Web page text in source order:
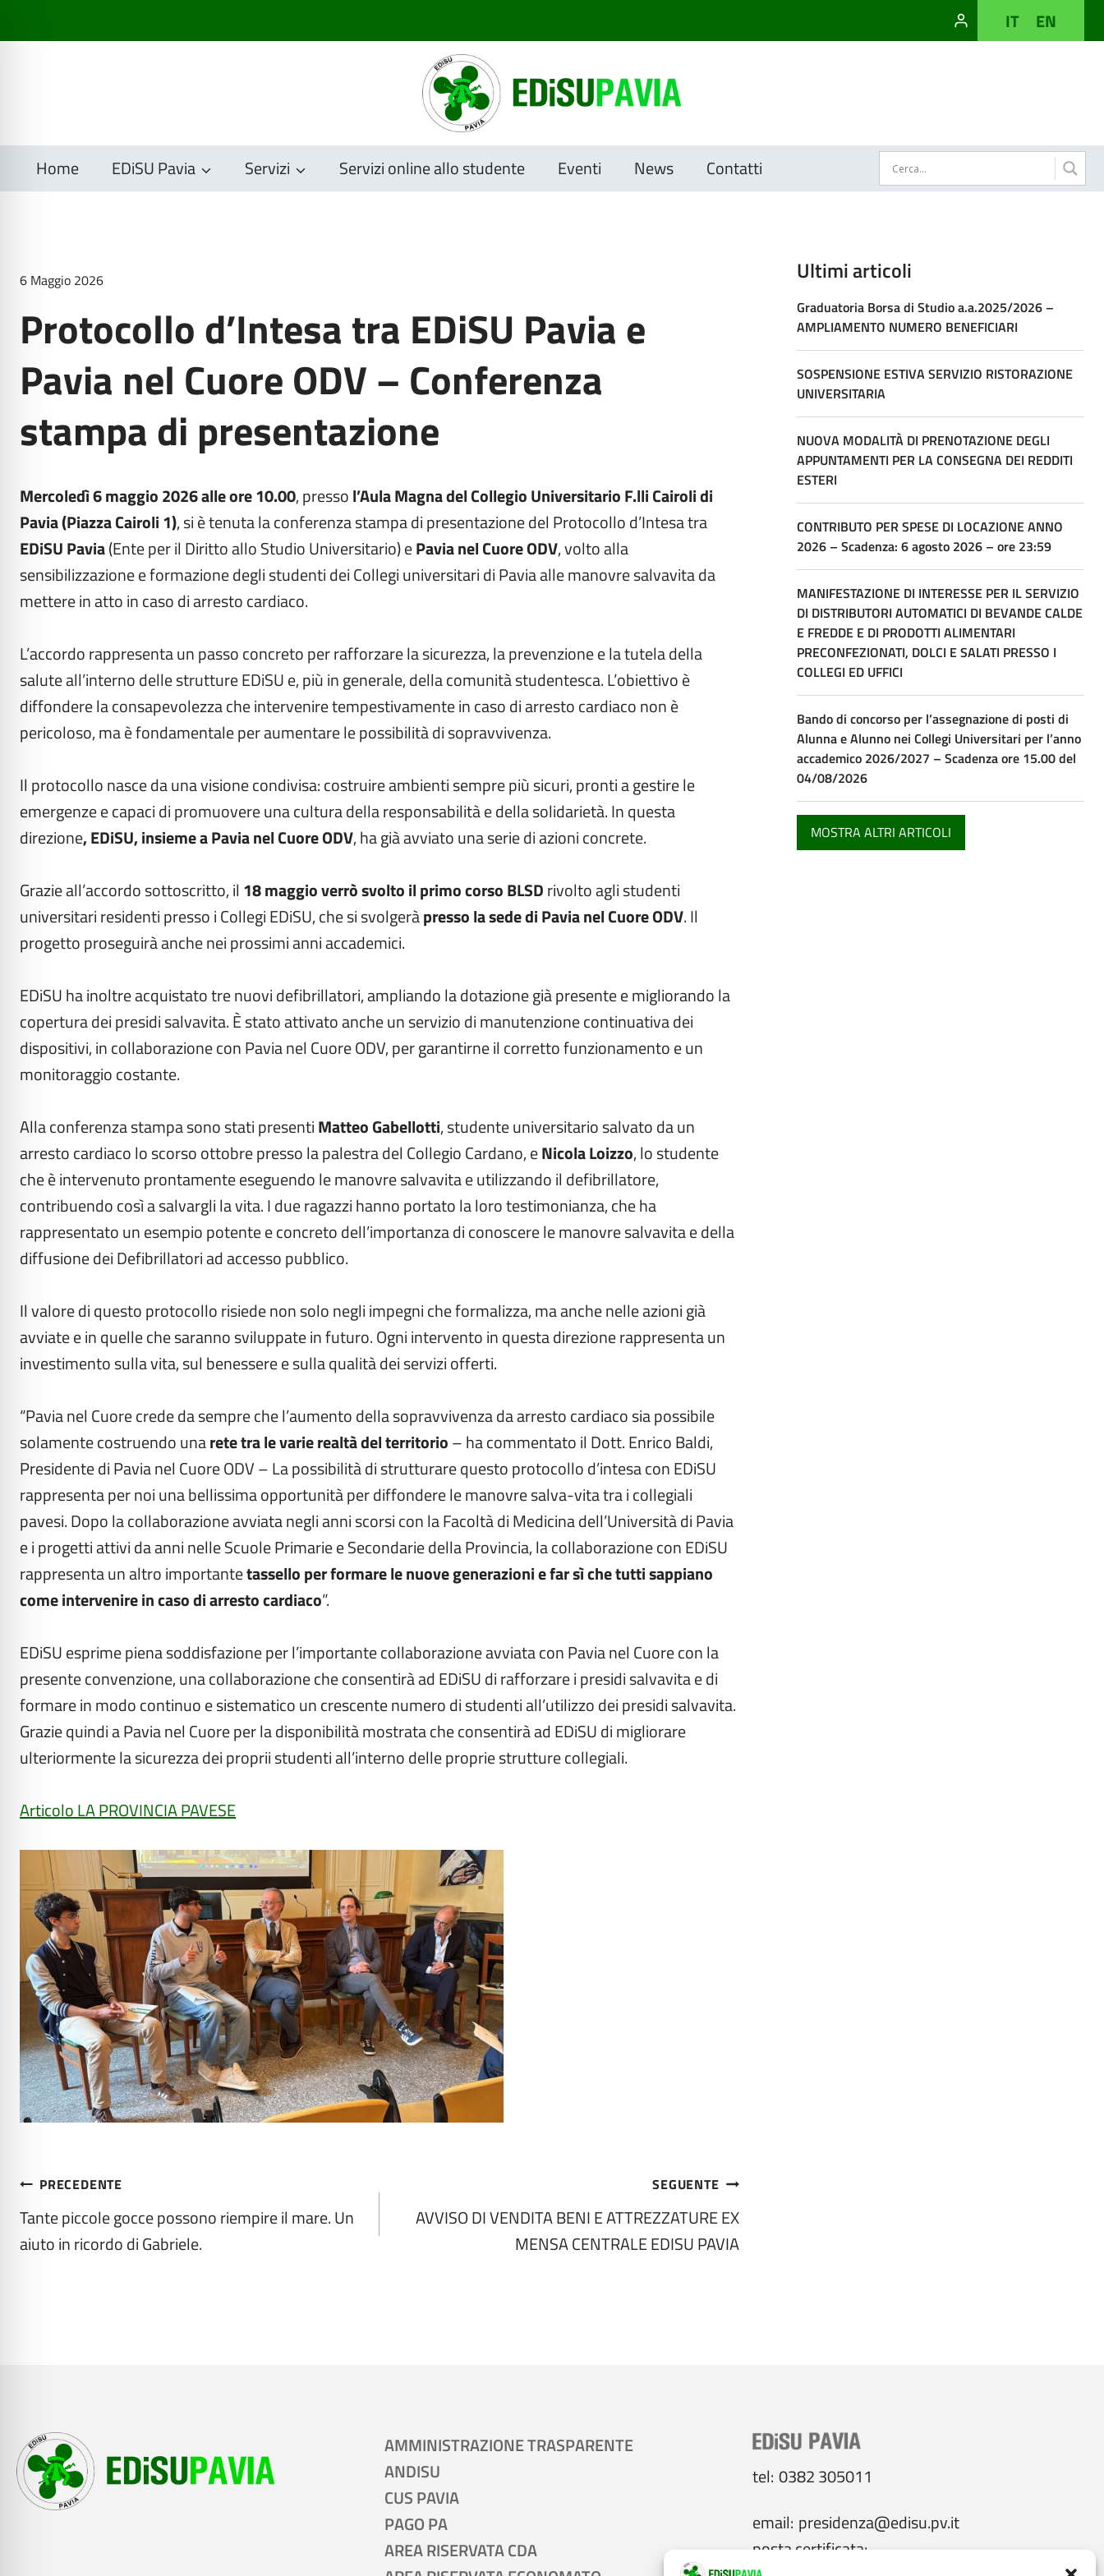
al
IT EN
Home EDiSU Pavia Servizi Servizi online allo studente Eventi News Contatti
6 Maggio 2026
Protocollo d’Intesa tra EDiSU Pavia e
Pavia nel Cuore ODV – Conferenza
stampa di presentazione
Mercoledì 6 maggio 2026 alle ore 10.00, pressol’Aula Magna del Collegio Universitario F.lli Cairoli di
Pavia (Piazza Cairoli 1), si è tenuta la conferenza stampa di presentazione del Protocollo d’Intesa tra
EDiSU Pavia(Ente per il Diritto allo Studio Universitario) ePavia nel Cuore ODV, volto alla
sensibilizzazione e formazione degli studenti dei Collegi universitari di Pavia alle manovre salvavita da
mettere in atto in caso di arresto cardiaco.
L’accordo rappresenta un passo concreto per rafforzare la sicurezza, la prevenzione e la tutela della
salute all’interno delle strutture EDiSU e, più in generale, della comunità studentesca. L’obiettivo è
diffondere la consapevolezza che intervenire tempestivamente in caso di arresto cardiaco non è
pericoloso, ma è fondamentale per aumentare le possibilità di sopravvivenza.
Il protocollo nasce da una visione condivisa: costruire ambienti sempre più sicuri, pronti a gestire le
emergenze e capaci di promuovere una cultura della responsabilità e della solidarietà. In questa
direzione, EDiSU, insieme a Pavia nel Cuore ODV, ha già avviato una serie di azioni concrete.
Grazie all’accordo sottoscritto, il 18 maggio verrò svolto il primo corso BLSDrivolto agli studenti
universitari residenti presso i Collegi EDiSU, che si svolgeràpresso la sede di Pavia nel Cuore ODV. Il
progetto proseguirà anche nei prossimi anni accademici.
EDiSU ha inoltre acquistato tre nuovi defibrillatori, ampliando la dotazione già presente e migliorando la
copertura dei presidi salvavita. È stato attivato anche un servizio di manutenzione continuativa dei
dispositivi, in collaborazione con Pavia nel Cuore ODV, per garantirne il corretto funzionamento e un
monitoraggio costante.
Alla conferenza stampa sono stati presentiMatteo Gabellotti, studente universitario salvato da un
arresto cardiaco lo scorso ottobre presso la palestra del Collegio Cardano, eNicola Loizzo, lo studente
che è intervenuto prontamente eseguendo le manovre salvavita e utilizzando il defibrillatore,
contribuendo così a salvargli la vita. I due ragazzi hanno portato la loro testimonianza, che ha
rappresentato un esempio potente e concreto dell’importanza di conoscere le manovre salvavita e della
diffusione dei Defibrillatori ad accesso pubblico.
Il valore di questo protocollo risiede non solo negli impegni che formalizza, ma anche nelle azioni già
avviate e in quelle che saranno sviluppate in futuro. Ogni intervento in questa direzione rappresenta un
investimento sulla vita, sul benessere e sulla qualità dei servizi offerti.
“Pavia nel Cuore crede da sempre che l’aumento della sopravvivenza da arresto cardiaco sia possibile
solamente costruendo unarete tra le varie realtà del territorio– ha commentato il Dott. Enrico Baldi,
Presidente di Pavia nel Cuore ODV – La possibilità di strutturare questo protocollo d’intesa con EDiSU
rappresenta per noi una bellissima opportunità per diffondere le manovre salva-vita tra i collegiali
pavesi. Dopo la collaborazione avviata negli anni scorsi con la Facoltà di Medicina dell’Università di Pavia
e i progetti attivi da anni nelle Scuole Primarie e Secondarie della Provincia, la collaborazione con EDiSU
rappresenta un altro importantetassello per formare le nuove generazioni e far sì che tutti sappiano
come intervenire in caso di arresto cardiaco”.
EDiSU esprime piena soddisfazione per l’importante collaborazione avviata con Pavia nel Cuore con la
presente convenzione, una collaborazione che consentirà ad EDiSU di rafforzare i presidi salvavita e di
formare in modo continuo e sistematico un crescente numero di studenti all’utilizzo dei presidi salvavita.
Grazie quindi a Pavia nel Cuore per la disponibilità mostrata che consentirà ad EDiSU di migliorare
ulteriormente la sicurezza dei proprii studenti all’interno delle proprie strutture collegiali.
Articolo LA PROVINCIA PAVESE
Navigazione
articoli
PRECEDENTE
Tante piccole gocce possono riempire il mare. Un
aiuto in ricordo di Gabriele.
SEGUENTE
AVVISO DI VENDITA BENI E ATTREZZATURE EX
MENSA CENTRALE EDISU PAVIA
Ultimi articoli
Graduatoria Borsa di Studio a.a.2025/2026 –
AMPLIAMENTO NUMERO BENEFICIARI
SOSPENSIONE ESTIVA SERVIZIO RISTORAZIONE
UNIVERSITARIA
NUOVA MODALITÀ DI PRENOTAZIONE DEGLI
APPUNTAMENTI PER LA CONSEGNA DEI REDDITI
ESTERI
CONTRIBUTO PER SPESE DI LOCAZIONE ANNO
2026 – Scadenza: 6 agosto 2026 – ore 23:59
MANIFESTAZIONE DI INTERESSE PER IL SERVIZIO
DI DISTRIBUTORI AUTOMATICI DI BEVANDE CALDE
E FREDDE E DI PRODOTTI ALIMENTARI
PRECONFEZIONATI, DOLCI E SALATI PRESSO I
COLLEGI ED UFFICI
Bando di concorso per l’assegnazione di posti di
Alunna e Alunno nei Collegi Universitari per l’anno
accademico 2026/2027 – Scadenza ore 15.00 del
04/08/2026
MOSTRA ALTRI ARTICOLI
AMMINISTRAZIONE TRASPARENTE
ANDISU
CUS PAVIA
PAGO PA
AREA RISERVATA CDA
tel: 0382 305011
email: presidenza@edisu.pv.it
posta certificata: